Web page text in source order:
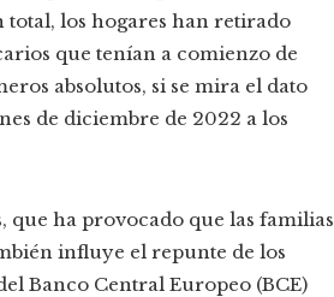
total, los hogares han retirado
que tenían a comienzo de
absolutos, si se mira el dato
de diciembre de 2022 a los
que ha provocado que las familias
influye el repunte de los
Banco Central Europeo (BCE)